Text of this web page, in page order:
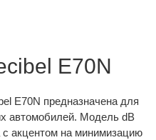
E70N
E70N предназначена для
автомобилей. Модель dB
акцентом на минимизацию